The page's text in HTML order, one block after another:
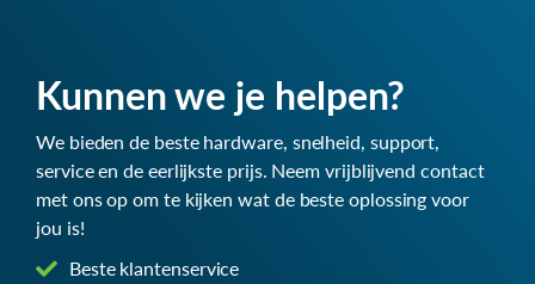
Kunnen we je helpen?
We bieden de beste hardware, snelheid, support,
service en de eerlijkste prijs. Neem vrijblijvend contact
met ons op om te kijken wat de beste oplossing voor
jou is!
Beste klantenservice